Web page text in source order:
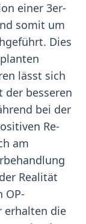
einer 3er-
somit um
Dies
lässt sich
besseren
bei der
Re-
am
Realität
OP-
erhalten die